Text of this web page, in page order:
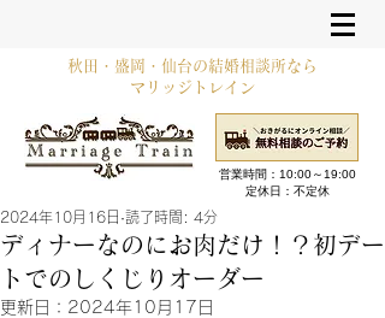
秋田・盛岡・仙台の結婚相談所なら
マリッジトレイン
営業時間：10:00～19:00​
定休日：不定休
ディナーなのにお肉だけ！？初デー
トでのしくじりオーダー
2024年10月16日 読了時間: 4分
更新日： 2024年10月17日